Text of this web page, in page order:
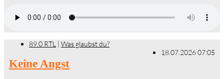
89.0 RTL | Was glaubst du?
18.07.2026 07:05
Keine Angst